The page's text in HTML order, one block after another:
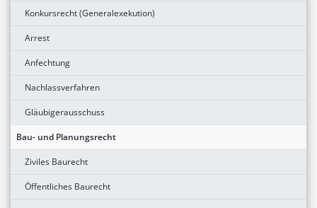
Konkursrecht (Generalexekution)
Arrest
Anfechtung
Nachlassverfahren
Gläubigerausschuss
Bau- und Planungsrecht
Ziviles Baurecht
Öffentliches Baurecht